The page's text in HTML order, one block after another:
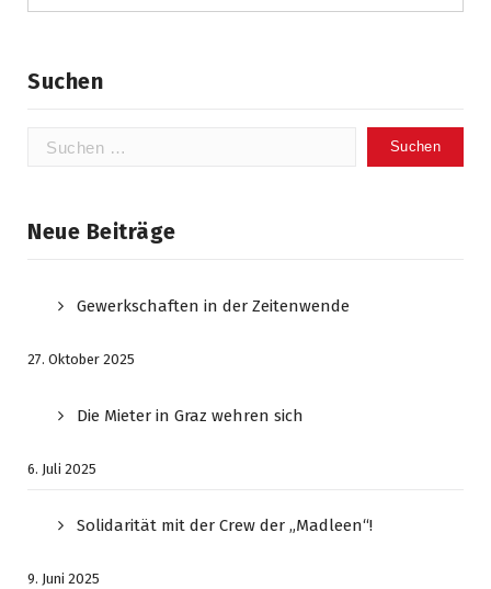
Suchen
Suchen
Neue Beiträge
Gewerkschaften in der Zeitenwende
27. Oktober 2025
Die Mieter in Graz wehren sich
6. Juli 2025
Solidarität mit der Crew der „Madleen“!
9. Juni 2025